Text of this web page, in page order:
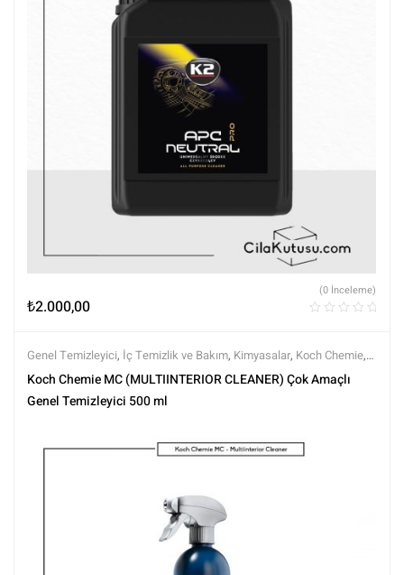
₺2.000,00
(0 İnceleme)
Genel Temizleyici, İç Temizlik ve Bakım, Kimyasalar, Koch Chemie,
Markalar,Tüm Ürünler,Tüm Ürünler
Koch Chemie MC (MULTIINTERIOR CLEANER) Çok Amaçlı
Genel Temizleyici 500 ml